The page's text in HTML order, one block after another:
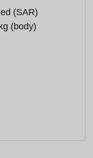
(SAR)
(body)